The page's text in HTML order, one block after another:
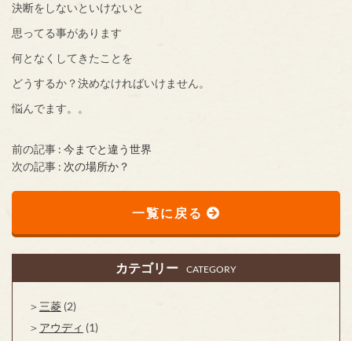
決断をしないといけないと
思ってる事があります
何となくしてきたことを
どうするか？決めなければいけません。
悩んでます。。
前の記事 : 今までと違う世界
次の記事 : 次の場所か？
一覧に戻る
カテゴリー CATEGORY
三菱 (2)
アウディ (1)